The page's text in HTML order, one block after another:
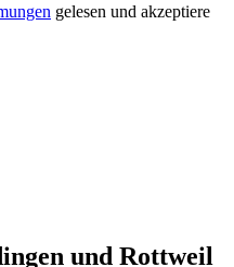
gelesen und akzeptiere
und Rottweil